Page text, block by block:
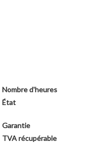
Nombre d'heures
État
Garantie
TVA récupérable